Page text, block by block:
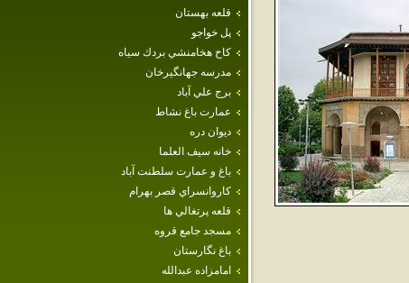
قلعه بهستان
پل خواجو
كاخ هخامنشي بردك سياه
مدرسه‌ جهانگيرخان‌
برج علي آباد
عمارت باغ نشاط
ديوان دره
خانه سيف العلما
باغ و عمارت سلطنت آباد
كاروانسراي قصر بهرام
قلعه پرتغالي ها
مسجد جامع قروه
باغ نگارستان
امامزاده‌ عبدالله